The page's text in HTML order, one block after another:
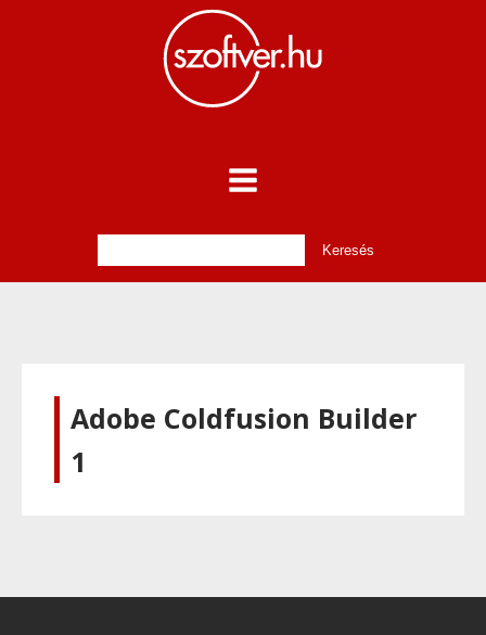
Adobe Coldfusion Builder
1